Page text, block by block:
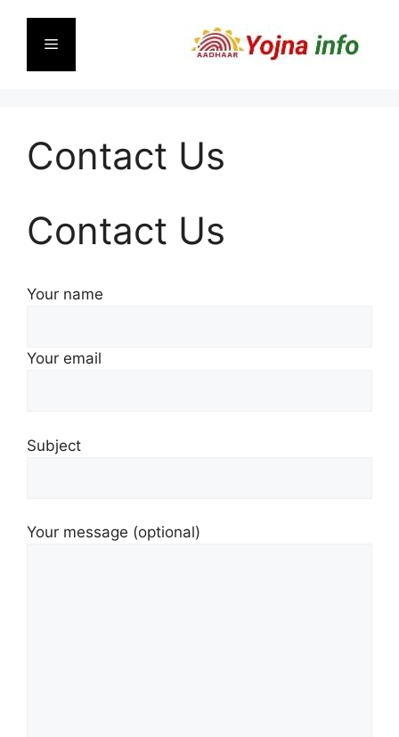
content
Menu
Contact Us
Contact Us
Your name
Your email
Subject
Your message (optional)